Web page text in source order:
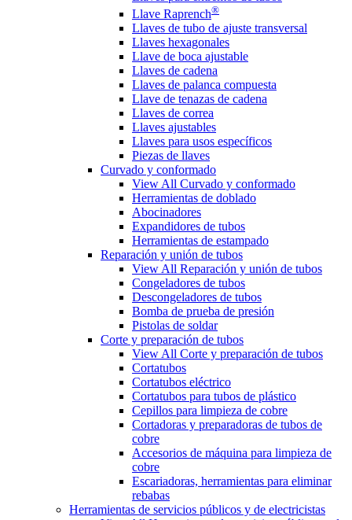
Llave Raprench®
Llaves de tubo de ajuste transversal
Llaves hexagonales
Llave de boca ajustable
Llaves de cadena
Llaves de palanca compuesta
Llave de tenazas de cadena
Llaves de correa
Llaves ajustables
Llaves para usos específicos
Piezas de llaves
Curvado y conformado
View All Curvado y conformado
Herramientas de doblado
Abocinadores
Expandidores de tubos
Herramientas de estampado
Reparación y unión de tubos
View All Reparación y unión de tubos
Congeladores de tubos
Descongeladores de tubos
Bomba de prueba de presión
Pistolas de soldar
Corte y preparación de tubos
View All Corte y preparación de tubos
Cortatubos
Cortatubos eléctrico
Cortatubos para tubos de plástico
Cepillos para limpieza de cobre
Cortadoras y preparadoras de tubos de
cobre
Accesorios de máquina para limpieza de
cobre
Escariadoras, herramientas para eliminar
rebabas
Herramientas de servicios públicos y de electricistas